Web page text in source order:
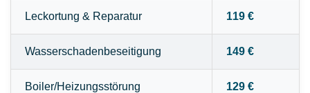
Leckortung & Reparatur 119 €
Wasserschadenbeseitigung 149 €
Boiler/Heizungsstörung 129 €